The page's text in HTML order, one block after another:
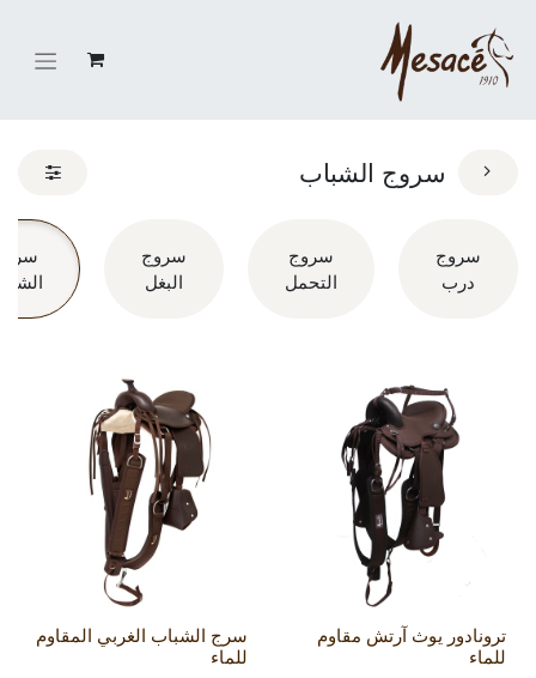
سروج الشباب
سروج
درب
سروج
التحمل
سروج
البغل
ترونادور يوث آرتش مقاوم
للماء
سرج الشباب الغربي المقاوم
للماء